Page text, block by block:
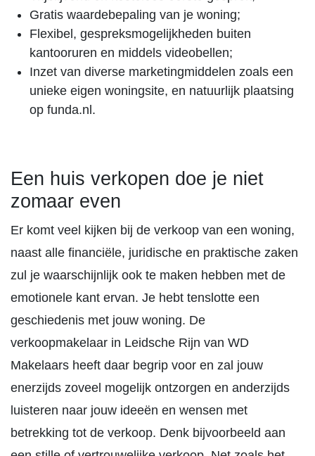
Gratis waardebepaling van je woning;
Flexibel, gespreksmogelijkheden buiten
kantooruren en middels videobellen;
Inzet van diverse marketingmiddelen zoals een
unieke eigen woningsite, en natuurlijk plaatsing
op funda.nl.
Een huis verkopen doe je niet
zomaar even
Er komt veel kijken bij de verkoop van een woning,
naast alle financiële, juridische en praktische zaken
zul je waarschijnlijk ook te maken hebben met de
emotionele kant ervan. Je hebt tenslotte een
geschiedenis met jouw woning. De
verkoopmakelaar in Leidsche Rijn van WD
Makelaars heeft daar begrip voor en zal jouw
enerzijds zoveel mogelijk ontzorgen en anderzijds
luisteren naar jouw ideeën en wensen met
betrekking tot de verkoop. Denk bijvoorbeeld aan